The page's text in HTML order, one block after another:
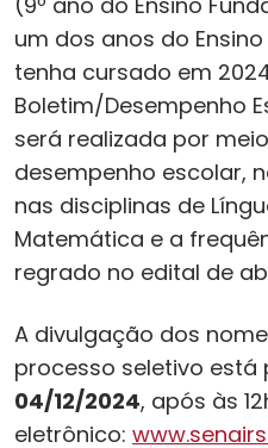
um dos anos do
tenha cursado em
Boletim/Desempenho
será realizada por
desempenho escolar,
nas disciplinas de
Matemática e a
regrado no edital de
A divulgação dos
processo seletivo está
04/12/2024, após às
eletrônico: